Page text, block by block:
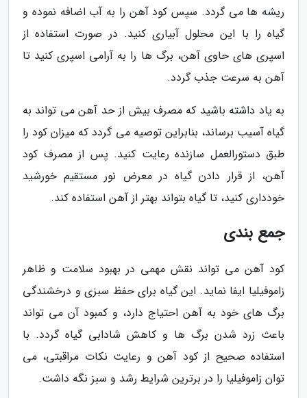
ریشه ها می گردد. سپس کود آهن را به آب اضافه نموده و
گیاه را با این محلول آبیاری کنید. در صورت استفاده از
اسپری های حاوی آهن، برگ ها را به آرامی اسپری کنید تا
آهن به سرعت جذب گردد.
به یاد داشته باشید که مصرف بیش از حد آهن می تواند به
گیاه آسیب برساند، بنابراین توصیه می گردد که میزان کود را
طبق دستورالعمل سازنده رعایت کنید. پس از مصرف کود
آهن، از قرار دادن گیاه در معرض نور مستقیم خورشید
خودداری کنید، تا گیاه بتواند بهتر از آهن استفاده کند.
جمع بندی
کود آهن می تواند نقش مهمی در بهبود سلامت و ظاهر
زاموفیلیا ایفا نماید. این گیاه برای حفظ سبزی و درخشندگی
برگ های خود به آهن احتیاج دارد، و کمبود آن می تواند
باعث زرد شدن برگ ها و کاهش شادابی گیاه گردد. با
استفاده صحیح از کود آهن و رعایت نکات مراقبتی، می
توان زاموفیلیا را در برترین شرایط رشد و سبز نگه داشت.